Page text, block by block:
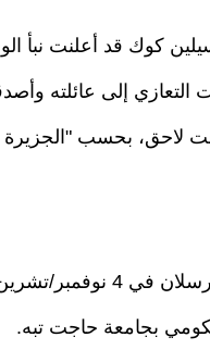
كوك قد أعلنت
إلى عائلته
لاحق، بحسب
بجامعة حاجت تبه.